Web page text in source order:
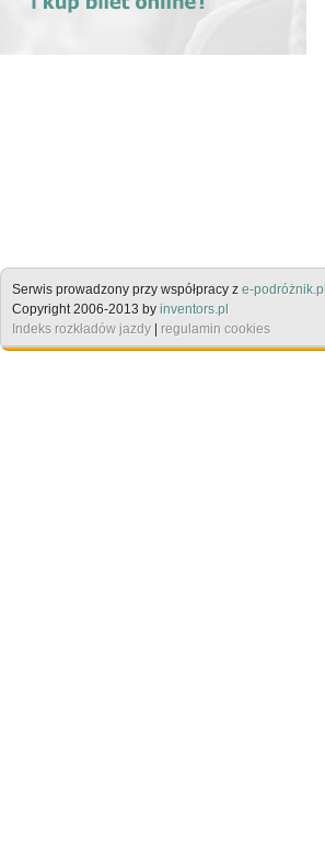
Serwis prowadzony przy współpracy z e-podróżnik.pl
Copyright 2006-2013 by inventors.pl
Indeks rozkładów jazdy
regulamin cookies